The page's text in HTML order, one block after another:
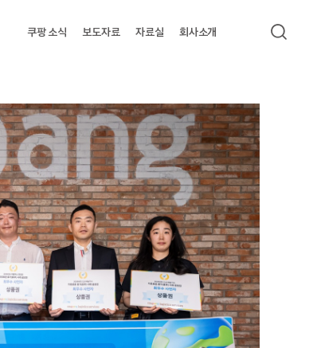
쿠팡 소식 보도자료 자료실 회사소개 검색